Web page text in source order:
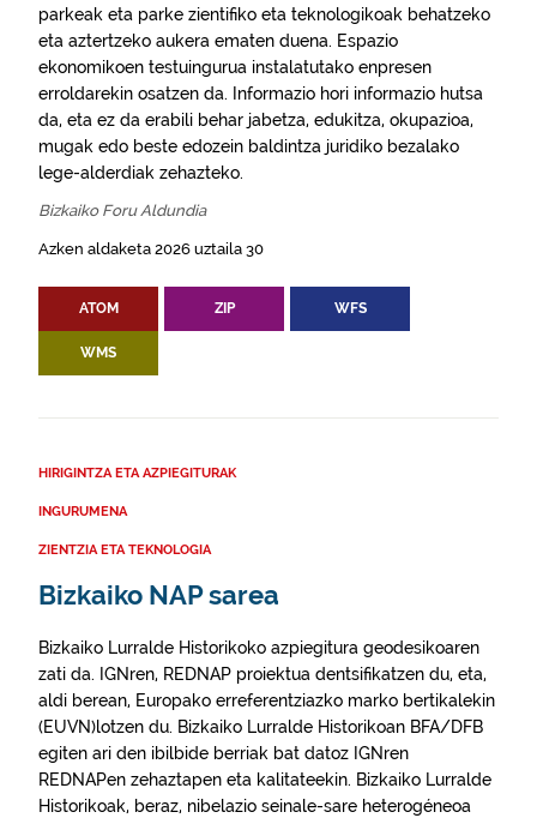
parkeak eta parke zientifiko eta teknologikoak behatzeko
eta aztertzeko aukera ematen duena. Espazio
ekonomikoen testuingurua instalatutako enpresen
erroldarekin osatzen da. Informazio hori informazio hutsa
da, eta ez da erabili behar jabetza, edukitza, okupazioa,
mugak edo beste edozein baldintza juridiko bezalako
lege-alderdiak zehazteko.
Bizkaiko Foru Aldundia
Azken aldaketa 2026 uztaila 30
ATOM ZIP WFS
WMS
HIRIGINTZA ETA AZPIEGITURAK
INGURUMENA
ZIENTZIA ETA TEKNOLOGIA
Bizkaiko NAP sarea
Bizkaiko Lurralde Historikoko azpiegitura geodesikoaren
zati da. IGNren, REDNAP proiektua dentsifikatzen du, eta,
aldi berean, Europako erreferentziazko marko bertikalekin
(EUVN)lotzen du. Bizkaiko Lurralde Historikoan BFA/DFB
egiten ari den ibilbide berriak bat datoz IGNren
REDNAPen zehaztapen eta kalitateekin. Bizkaiko Lurralde
Historikoak, beraz, nibelazio seinale-sare heterogéneoa